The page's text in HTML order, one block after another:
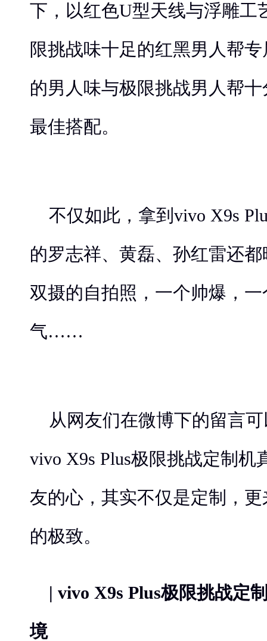
下，以红色U型天线与浮雕工
限挑战味十足的红黑男人帮
的男人味与极限挑战男人帮
最佳搭配。
不仅如此，拿到vivo X9s
的罗志祥、黄磊、孙红雷还
双摄的自拍照，一个帅爆，
气……
从网友们在微博下的留言
vivo X9s Plus极限挑战定制机
友的心，其实不仅是定制，更
的极致。
| vivo X9s Plus极限挑战定
境